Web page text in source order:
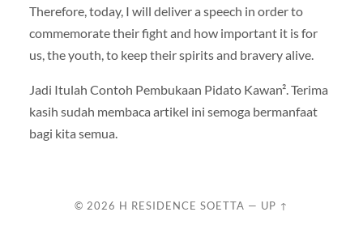
Therefore, today, I will deliver a speech in order to
commemorate their fight and how important it is for
us, the youth, to keep their spirits and bravery alive.
Jadi Itulah Contoh Pembukaan Pidato Kawan². Terima
kasih sudah membaca artikel ini semoga bermanfaat
bagi kita semua.
© 2026 H RESIDENCE SOETTA — UP ↑